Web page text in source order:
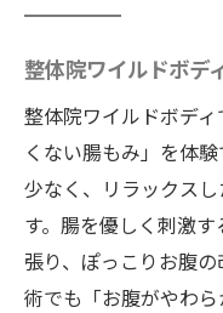
整体院ワイルドボデ
整体院ワイルドボデ
くない腸もみ」を体
少なく、リラックス
す。腸を優しく刺激
張り、ぽっこりお腹
術でも「お腹がやわら